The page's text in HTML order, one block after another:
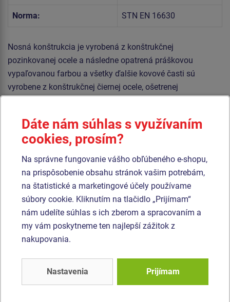
Norma: STN EN 16630
Nosná konštrukcia je vyrobená z konštrukčnej
pozinkovanej ocele a následne opatrená práškovou
vypaľovanou farbou a všetky ďalšie kovové časti sú
vyrobene z konštrukčnej čiernej ocele, ošetrenej
betónového lôžka. Všetky dosky lavíc a stúpačiek sú
vyrobené z vysoko kvalitného plastu HDPE (celoprefarbený
farebnou stálosťou, odolnou proti UV žiareniu a hlavne
bezpečnosťou, pretože je nelámavý a nehrozí tak žiadne
nebezpečné zranenie ostrými úlomkami). Všetok spojovací
materiál je pozinkovaný alebo nerezový.
Podobný
Dáte nám súhlas s využívaním
cookies, prosím?
Na správne fungovanie vášho obľúbeného e-shopu,
na prispôsobenie obsahu stránok vašim potrebám,
na štatistické a marketingové účely používame
súbory cookie. Kliknutím na tlačidlo „Prijímam“
nám udelíte súhlas s ich zberom a spracovaním a
my vám poskytneme ten najlepší zážitok z
nakupovania.
Nastavenia Prijímam